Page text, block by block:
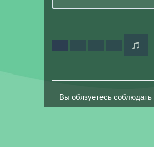
Вы обязуетесь соблюдать